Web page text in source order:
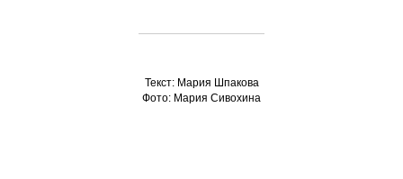
Текст: Мария Шпакова
Фото: Мария Сивохина